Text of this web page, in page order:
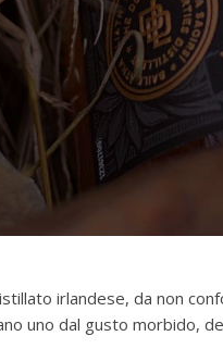
irlandese, da non
uno dal gusto morbido,